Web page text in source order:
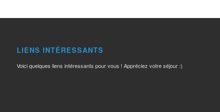
LIENS INTÉRESSANTS
Voici quelques liens intéressants pour vous ! Appréciez votre séjour :)